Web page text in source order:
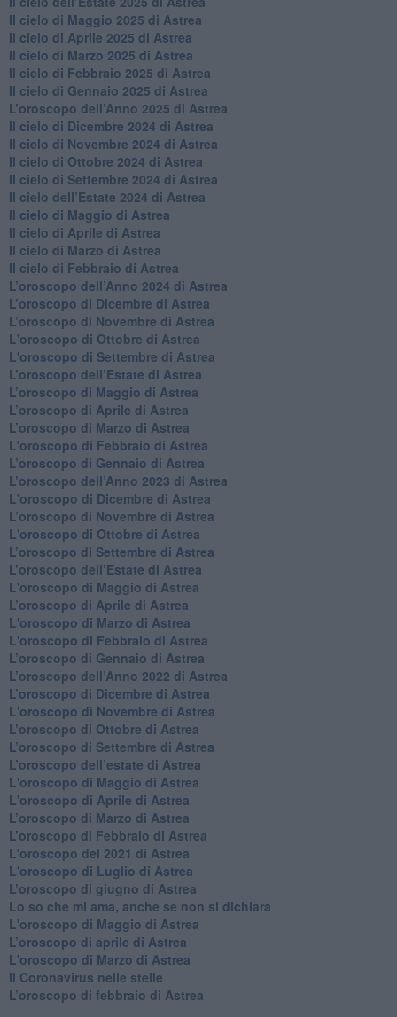
​Il cielo di Maggio 2025 di Astrea
​Il cielo di Aprile 2025 di Astrea
Il cielo di Marzo 2025 di Astrea
​Il cielo di Febbraio 2025 di Astrea
Il cielo di Gennaio 2025 di Astrea
​L’oroscopo dell’Anno 2025 di Astrea
​Il cielo di Dicembre 2024 di Astrea
Il cielo di Novembre 2024 di Astrea
​Il cielo di Ottobre 2024 di Astrea
​Il cielo di Settembre 2024 di Astrea
Il cielo dell’Estate 2024 di Astrea
Il cielo di Maggio di Astrea
Il cielo di Aprile di Astrea
​Il cielo di Marzo di Astrea
​Il cielo di Febbraio di Astrea
​L’oroscopo dell’Anno 2024 di Astrea
​L’oroscopo di Dicembre di Astrea
​L’oroscopo di Novembre di Astrea
L'oroscopo di Ottobre di Astrea
L'oroscopo di Settembre di Astrea
L’oroscopo dell’Estate di Astrea
​L’oroscopo di Maggio di Astrea
​L’oroscopo di Aprile di Astrea
L’oroscopo di Marzo di Astrea
L'oroscopo di Febbraio di Astrea
​L’oroscopo di Gennaio di Astrea
​L’oroscopo dell’Anno 2023 di Astrea
L'oroscopo di Dicembre di Astrea
L’oroscopo di Novembre di Astrea
L'oroscopo di Ottobre di Astrea
​L’oroscopo di Settembre di Astrea
​L’oroscopo dell’Estate di Astrea
L'oroscopo di Maggio di Astrea
​L’oroscopo di Aprile di Astrea
L'oroscopo di Marzo di Astrea
L'oroscopo di Febbraio di Astrea
​L’oroscopo di Gennaio di Astrea
​L’oroscopo dell’Anno 2022 di Astrea
​L’oroscopo di Dicembre di Astrea
L'oroscopo di Novembre di Astrea
​L’oroscopo di Ottobre di Astrea
​L’oroscopo di Settembre di Astrea
L’oroscopo dell’estate di Astrea
L'oroscopo di Maggio di Astrea
L'oroscopo di Aprile di Astrea
​L’oroscopo di Marzo di Astrea
​L’oroscopo di Febbraio di Astrea
L'oroscopo del 2021 di Astrea
L'oroscopo di Luglio di Astrea
​L’oroscopo di giugno di Astrea
​Lo so che mi ama, anche se non si dichiara
L'oroscopo di Maggio di Astrea
​L’oroscopo di aprile di Astrea
L'oroscopo di Marzo di Astrea
Il Coronavirus nelle stelle
​L’oroscopo di febbraio di Astrea